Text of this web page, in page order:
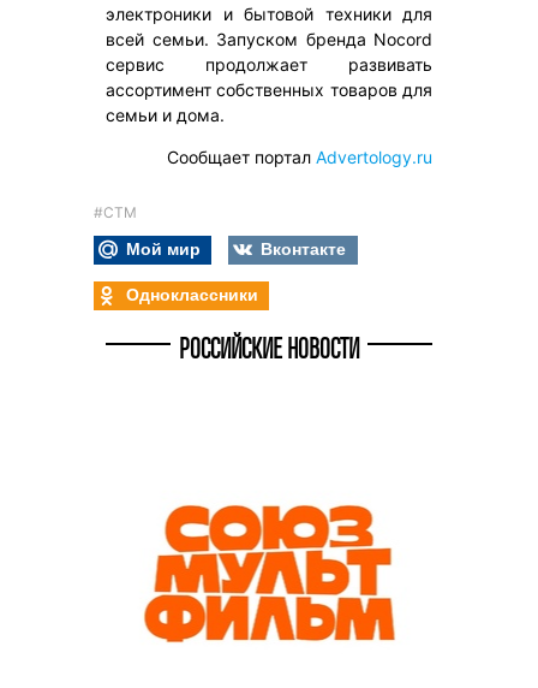
электроники и бытовой техники для
всей семьи. Запуском бренда Nocord
сервис продолжает развивать
ассортимент собственных товаров для
семьи и дома.
Сообщает портал Аdvertology.ru
#СТМ
Мой мир
Вконтакте
Одноклассники
РОССИЙСКИЕ НОВОСТИ